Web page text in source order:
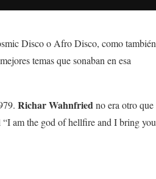
Disco o Afro Disco, como también
temas que sonaban en esa
Richar Wahnfriedno era otro que
“I am the god of hellfire and I bring you